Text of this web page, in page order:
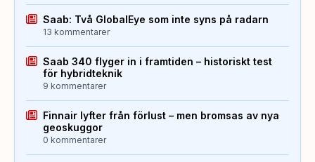
Saab: Två GlobalEye som inte syns på radarn
13 kommentarer
Saab 340 flyger in i framtiden – historiskt test
för hybridteknik
9 kommentarer
Finnair lyfter från förlust – men bromsas av nya
geoskuggor
0 kommentarer